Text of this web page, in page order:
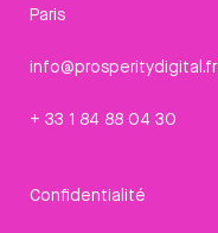
Paris
info@prosperitydigital.fr
+ 33 1 84 88 04 30
Confidentialité